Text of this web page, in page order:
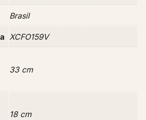
Brasil
XCFO159V
33 cm
18 cm